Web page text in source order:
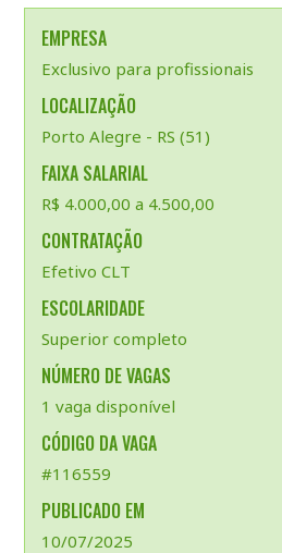
EMPRESA
Exclusivo para profissionais
LOCALIZAÇÃO
Porto Alegre - RS (51)
FAIXA SALARIAL
R$ 4.000,00 a 4.500,00
CONTRATAÇÃO
Efetivo CLT
ESCOLARIDADE
Superior completo
NÚMERO DE VAGAS
1 vaga disponível
CÓDIGO DA VAGA
#116559
PUBLICADO EM
10/07/2025